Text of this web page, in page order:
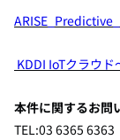
KDDI IoTクラウ
本件に関するお問
TEL:03 6365 6363